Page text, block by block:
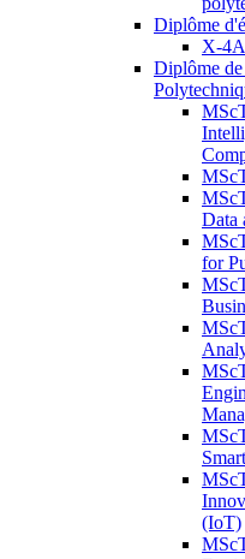
Diplôme
X-
Diplôme
Data
for
(IoT)